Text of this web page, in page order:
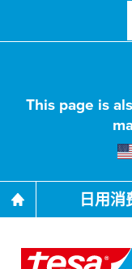
This page is
日用消